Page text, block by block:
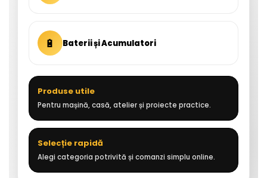
🔋 Baterii și Acumulatori
Produse utile
Pentru mașină, casă, atelier și proiecte practice.
Selecție rapidă
Alegi categoria potrivită și comanzi simplu online.